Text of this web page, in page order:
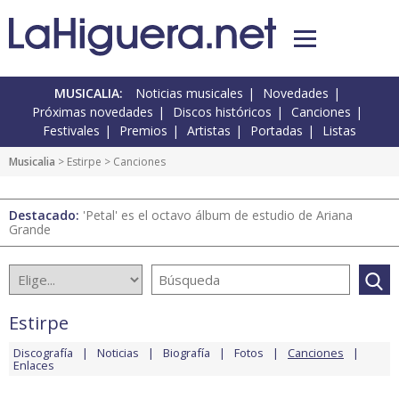
MUSICALIA: Noticias musicales
Novedades
Próximas novedades
Discos históricos
Canciones
Festivales
Premios Artistas Portadas Listas
Musicalia > Estirpe > Canciones
Destacado: 'Petal' es el octavo álbum de estudio de Ariana
Grande
Estirpe
Discografía Noticias Biografía Fotos Canciones
Enlaces